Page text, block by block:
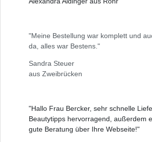
"Meine Bestellung war komplett und
da, alles war Bestens."
Sandra Steuer
aus Zweibrücken
"Hallo Frau Bercker, sehr schnelle
Beautytipps hervorragend, außerdem
gute Beratung über Ihre Webseite!"